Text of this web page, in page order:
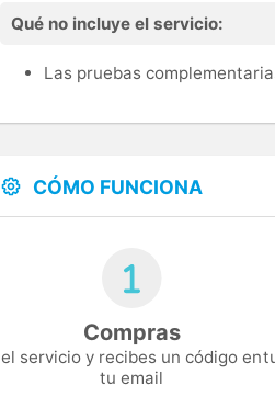
Qué no incluye el servicio:
Las pruebas
CÓMO FUNCIONA
Compras
el servicio y recibes un código en
tu email